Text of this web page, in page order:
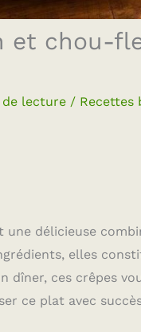
et chou-
lecture / Recettes
délicieuse
elles
dîner, ces crêpes
ce plat avec